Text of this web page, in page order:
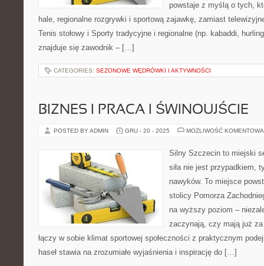
powstaje z myślą o tych,
hale, regionalne rozgrywki i sportową zajawkę, zamiast
Tenis stołowy i Sporty tradycyjne i regionalne (np. kabaddi,
znajduje się zawodnik – […]
CATEGORIES: SEZONOWE WĘDRÓWKI I AKTYWNOŚCI
BIZNES I PRACA I ŚWINOUJŚCIE
POSTED BY ADMIN GRU - 20 - 2025 MOŻLIWOŚĆ
Silny Szczecin to miejski
siła nie jest przypadkiem,
nawyków. To miejsce
stolicy Pomorza
na wyższy poziom –
zaczynają, czy mają już
łączy w sobie klimat sportowej społeczności z praktycznym
haseł stawia na zrozumiałe wyjaśnienia i inspirację do […]